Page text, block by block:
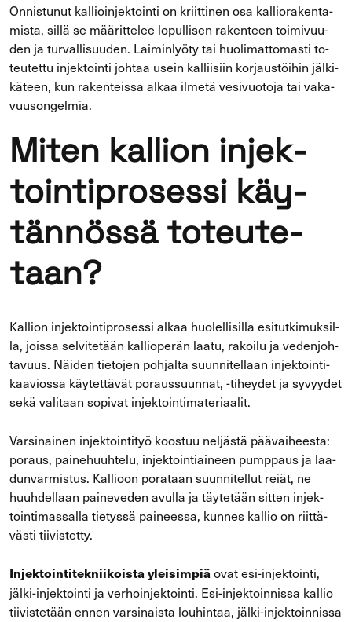
On­nis­tu­nut kal­lioin­jek­toin­ti on kriit­ti­nen osa kal­lio­ra­ken­ta­
mis­ta, sillä se mää­rit­te­lee lo­pul­li­sen ra­ken­teen toi­mi­vuu­
den ja tur­val­li­suu­den. Lai­min­lyö­ty tai huo­li­mat­to­mas­ti to­
teu­tet­tu in­jek­toin­ti joh­taa usein kal­lii­siin kor­jaus­töi­hin jäl­ki­
kä­teen, kun ra­ken­teis­sa alkaa il­me­tä ve­si­vuo­to­ja tai va­ka­
vuuson­gel­mia.
Miten kal­lion in­jek­
toin­ti­pro­ses­si käy­
tän­nös­sä to­teu­te­
taan?
Kal­lion in­jek­toin­ti­pro­ses­si alkaa huo­lel­li­sil­la esi­tut­ki­muk­sil­
la, jois­sa sel­vi­te­tään kal­lio­pe­rän laatu, ra­koi­lu ja ve­den­joh­
ta­vuus. Näi­den tie­to­jen poh­jal­ta suun­ni­tel­laan in­jek­toin­ti­
kaa­vios­sa käy­tet­tä­vät po­raus­suun­nat, -​tiheydet ja sy­vyy­det
sekä va­li­taan so­pi­vat in­jek­toin­ti­ma­te­ri­aa­lit.
Var­si­nai­nen in­jek­toin­ti­työ koos­tuu nel­jäs­tä pää­vai­hees­ta:
po­raus, pai­ne­huuh­te­lu, in­jek­toin­tiai­neen pump­paus ja laa­
dun­var­mis­tus. Kal­lioon po­ra­taan suun­ni­tel­lut reiät, ne
huuh­del­laan pai­ne­ve­den avul­la ja täy­te­tään sit­ten in­jek­
toin­ti­mas­sal­la tie­tys­sä pai­nees­sa, kun­nes kal­lio on riit­tä­
väs­ti tii­vis­tet­ty.
In­jek­toin­ti­tek­nii­kois­ta ylei­sim­piäovat esi-​injektointi,
jälki-​injektointi ja ver­hoin­jek­toin­ti. Esi-​injektoinnissa kal­lio
tii­vis­te­tään ennen var­si­nais­ta lou­hin­taa, jälki-​injektoinnissa